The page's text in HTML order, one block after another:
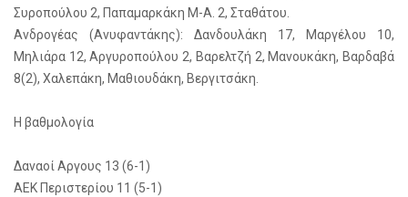
Συροπούλου 2, Παπαμαρκάκη Μ-Α. 2, Σταθάτου.
Ανδρογέας (Ανυφαντάκης): Δανδουλάκη 17, Μαργέλου 10,
Μηλιάρα 12, Αργυροπούλου 2, Βαρελτζή 2, Μανουκάκη, Βαρδαβά
8(2), Χαλεπάκη, Μαθιουδάκη, Βεργιτσάκη.
Η βαθμολογία
Δαναοί Αργους 13 (6-1)
ΑΕΚ Περιστερίου 11 (5-1)